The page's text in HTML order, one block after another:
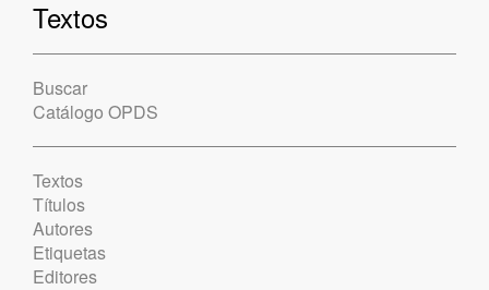
Textos
Buscar
Catálogo OPDS
Textos
Títulos
Autores
Etiquetas
Editores